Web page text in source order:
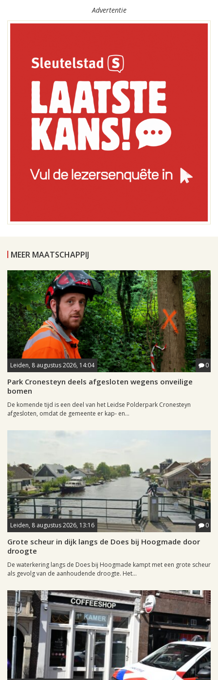
Advertentie
MEER MAATSCHAPPIJ
Leiden, 8 augustus 2026, 14:04 0
Park Cronesteyn deels afgesloten wegens onveilige
bomen
De komende tijd is een deel van het Leidse Polderpark Cronesteyn
afgesloten, omdat de gemeente er kap- en...
Leiden, 8 augustus 2026, 13:16 0
Grote scheur in dijk langs de Does bij Hoogmade door
droogte
De waterkering langs de Does bij Hoogmade kampt met een grote scheur
als gevolg van de aanhoudende droogte. Het...